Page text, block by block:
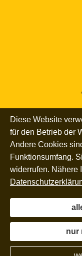
Diese Website
für den Betrieb der
Andere Cookies
Funktionsumfang.
widerrufen. Nähere
nur